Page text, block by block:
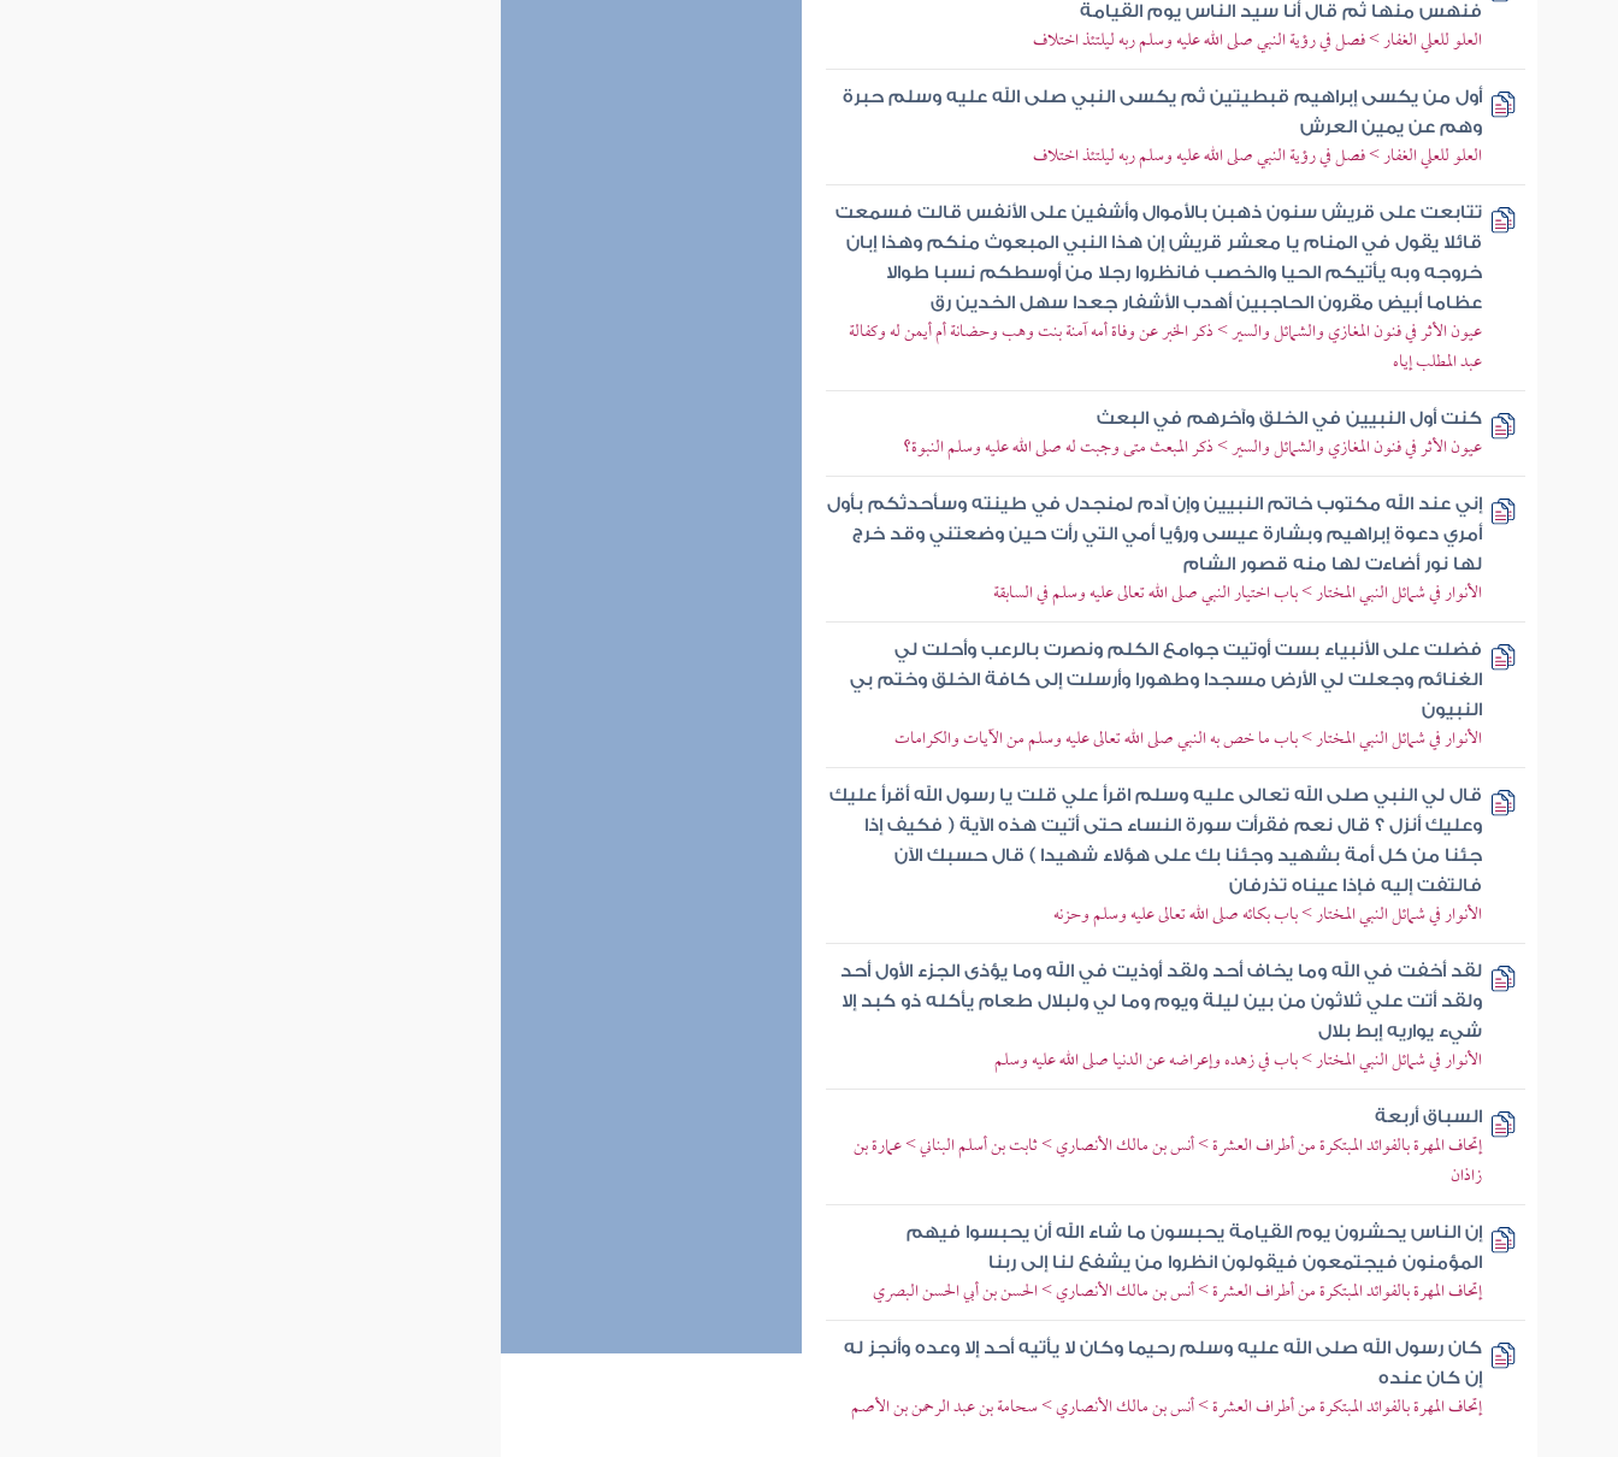
فنهس منها ثم قال أنا سيد الناس يوم القيامة
العلو للعلي الغفار > فصل في رؤية النبي صلى الله عليه وسلم ربه ليلتئذ اختلاف
أول من يكسى إبراهيم قبطيتين ثم يكسى النبي صلى الله عليه وسلم حبرة
وهم عن يمين العرش
العلو للعلي الغفار > فصل في رؤية النبي صلى الله عليه وسلم ربه ليلتئذ اختلاف
تتابعت على قريش سنون ذهبن بالأموال وأشفين على الأنفس قالت فسمعت
قائلا يقول في المنام يا معشر قريش إن هذا النبي المبعوث منكم وهذا إبان
خروجه وبه يأتيكم الحيا والخصب فانظروا رجلا من أوسطكم نسبا طوالا
عظاما أبيض مقرون الحاجبين أهدب الأشفار جعدا سهل الخدين رق
عيون الأثر في فنون المغازي والشمائل والسير > ذكر الخبر عن وفاة أمه آمنة بنت وهب وحضانة أم أيمن له وكفالة
عبد المطلب إياه
كنت أول النبيين في الخلق وآخرهم في البعث
عيون الأثر في فنون المغازي والشمائل والسير > ذكر المبعث متى وجبت له صلى الله عليه وسلم النبوة؟
إني عند الله مكتوب خاتم النبيين وإن آدم لمنجدل في طينته وسأحدثكم بأول
أمري دعوة إبراهيم وبشارة عيسى ورؤيا أمي التي رأت حين وضعتني وقد خرج
لها نور أضاءت لها منه قصور الشام
الأنوار في شمائل النبي المختار > باب اختيار النبي صلى الله تعالى عليه وسلم في السابقة
فضلت على الأنبياء بست أوتيت جوامع الكلم ونصرت بالرعب وأحلت لي
الغنائم وجعلت لي الأرض مسجدا وطهورا وأرسلت إلى كافة الخلق وختم بي
النبيون
الأنوار في شمائل النبي المختار > باب ما خص به النبي صلى الله تعالى عليه وسلم من الآيات والكرامات
قال لي النبي صلى الله تعالى عليه وسلم اقرأ علي قلت يا رسول الله أقرأ عليك
وعليك أنزل ؟ قال نعم فقرأت سورة النساء حتى أتيت هذه الآية ( فكيف إذا
جئنا من كل أمة بشهيد وجئنا بك على هؤلاء شهيدا ) قال حسبك الآن
فالتفت إليه فإذا عيناه تذرفان
الأنوار في شمائل النبي المختار > باب بكائه صلى الله تعالى عليه وسلم وحزنه
لقد أخفت في الله وما يخاف أحد ولقد أوذيت في الله وما يؤذى الجزء الأول أحد
ولقد أتت علي ثلاثون من بين ليلة ويوم وما لي ولبلال طعام يأكله ذو كبد إلا
شيء يواريه إبط بلال
الأنوار في شمائل النبي المختار > باب في زهده وإعراضه عن الدنيا صلى الله عليه وسلم
السباق أربعة
إتحاف المهرة بالفوائد المبتكرة من أطراف العشرة > أنس بن مالك الأنصاري > ثابت بن أسلم البناني > عمارة بن
زاذان
إن الناس يحشرون يوم القيامة يحبسون ما شاء الله أن يحبسوا فيهم
المؤمنون فيجتمعون فيقولون انظروا من يشفع لنا إلى ربنا
إتحاف المهرة بالفوائد المبتكرة من أطراف العشرة > أنس بن مالك الأنصاري > الحسن بن أبي الحسن البصري
كان رسول الله صلى الله عليه وسلم رحيما وكان لا يأتيه أحد إلا وعده وأنجز له
إن كان عنده
إتحاف المهرة بالفوائد المبتكرة من أطراف العشرة > أنس بن مالك الأنصاري > سحامة بن عبد الرحمن بن الأصم